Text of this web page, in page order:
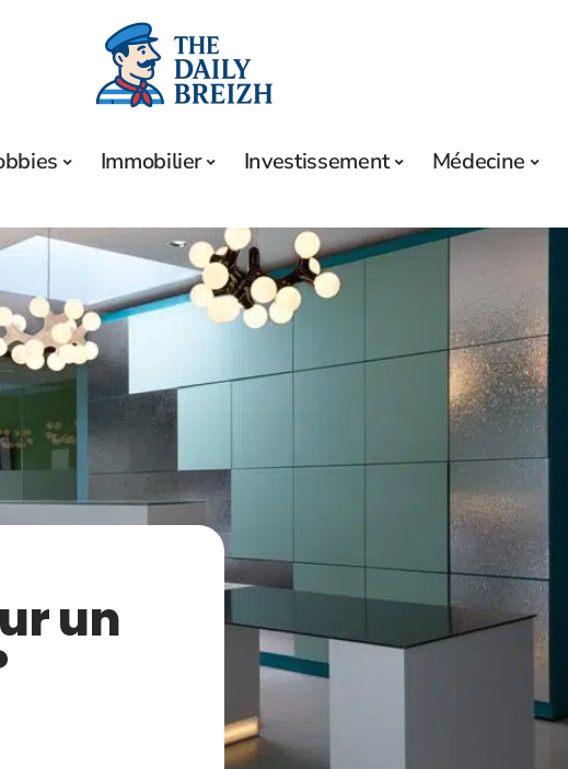
Immobilier Investissement Médecine
un